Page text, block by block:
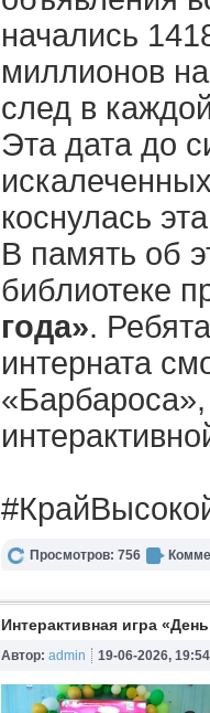
начались
миллионов
след в
Эта дата до
коснулась
В память об
библиотеке
года».
интерната
Просмотров: 756
Интерактивная игра
Автор: admin 19-06-2026, 19:54